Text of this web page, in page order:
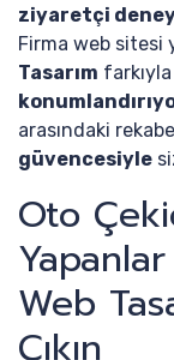
ziyaretçi
Firma web sitesi
Tasarım
arasındaki
güvencesiyle
Oto
Web
Çıkın